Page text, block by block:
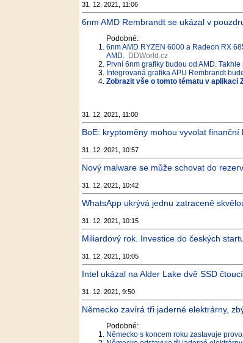
31. 12. 2021, 11:06
6nm AMD Rembrandt se ukázal v
Podobné:
6nm AMD RYZEN 6000 a Radeon RX
AMD. DDWorld.cz
První 6nm grafiky budou od AMD.
Integrovaná grafika APU Rembrandt
Zobrazit vše o tomto tématu v aplikaci
31. 12. 2021, 11:00
BoE: kryptoměny mohou vyvolat finanční
31. 12. 2021, 10:57
Nový malware se může schovat do
31. 12. 2021, 10:42
WhatsApp ukrývá jednu zatraceně
31. 12. 2021, 10:15
Miliardový rok. Investice do českých
31. 12. 2021, 10:05
Intel ukázal na Alder Lake dvě SSD
31. 12. 2021, 9:50
Německo zavírá tři jaderné elektrárny,
Podobné:
Německo s koncem roku zastavuje